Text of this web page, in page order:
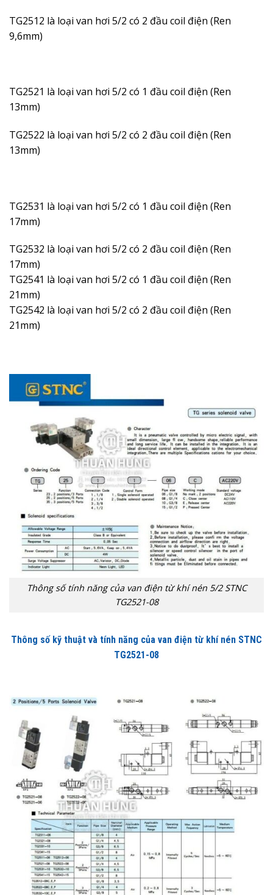
TG2512 là loại van hơi 5/2 có 2 đầu coil điện (Ren
9,6mm)
TG2521 là loại van hơi 5/2 có 1 đầu coil điện (Ren
13mm)
TG2522 là loại van hơi 5/2 có 2 đầu coil điện (Ren
13mm)
TG2531 là loại van hơi 5/2 có 1 đầu coil điện (Ren
17mm)
TG2532 là loại van hơi 5/2 có 2 đầu coil điện (Ren
17mm)
TG2541 là loại van hơi 5/2 có 1 đầu coil điện (Ren
21mm)
TG2542 là loại van hơi 5/2 có 2 đầu coil điện (Ren
21mm)
Thông số tính năng của van điện từ khí nén 5/2 STNC
TG2521-08
Thông số kỹ thuật và tính năng của van điện từ khí nén STNC
TG2521-08